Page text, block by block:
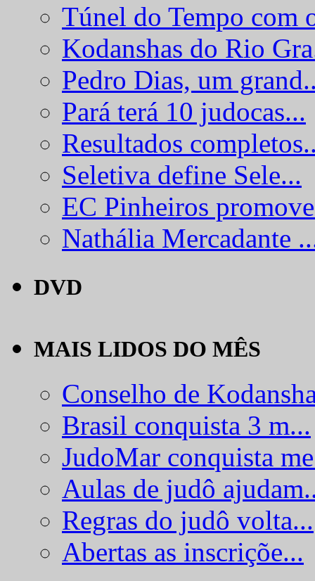
Túnel do Tempo com
Kodanshas do Rio
Pedro Dias, um
Pará terá 10 judocas...
Resultados
Seletiva define Sele...
EC Pinheiros
Nathália Mercadante
DVD
MAIS LIDOS DO MÊS
Conselho de
Brasil conquista 3 m...
JudoMar conquista
Aulas de judô
Regras do judô volta...
Abertas as inscriçõe...